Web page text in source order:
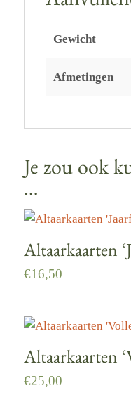
Gewicht
Afmetingen
Je zou ook
…
Altaarkaarten
€16,50
Altaarkaarten
€25,00